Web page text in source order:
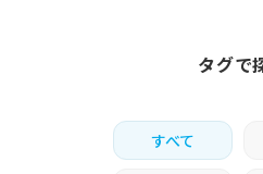
タグで
すべて